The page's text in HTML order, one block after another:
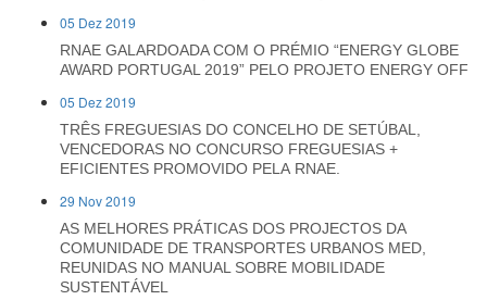
05 Dez 2019
RNAE GALARDOADA COM O PRÉMIO “ENERGY GLOBE
AWARD PORTUGAL 2019” PELO PROJETO ENERGY OFF
05 Dez 2019
TRÊS FREGUESIAS DO CONCELHO DE SETÚBAL,
VENCEDORAS NO CONCURSO FREGUESIAS +
EFICIENTES PROMOVIDO PELA RNAE.
29 Nov 2019
AS MELHORES PRÁTICAS DOS PROJECTOS DA
COMUNIDADE DE TRANSPORTES URBANOS MED,
REUNIDAS NO MANUAL SOBRE MOBILIDADE
SUSTENTÁVEL